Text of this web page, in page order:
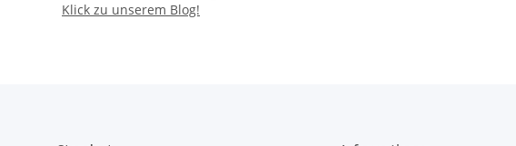
Klick zu unserem Blog!